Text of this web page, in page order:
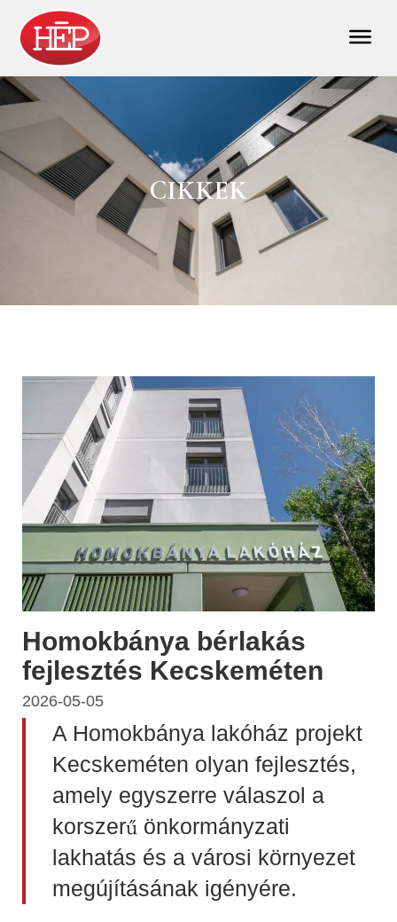
CIKKEK
Homokbánya bérlakás
fejlesztés Kecskeméten
2026-05-05
A Homokbánya lakóház projekt
Kecskeméten olyan fejlesztés,
amely egyszerre válaszol a
korszerű önkormányzati
lakhatás és a városi környezet
megújításának igényére.